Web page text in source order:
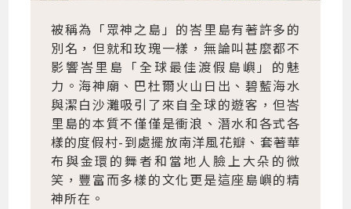
被稱為「眾神之島」的峇里島有著許多的
別名，但就和玫瑰一樣，無論叫甚麼都不
影響峇里島「全球最佳渡假島嶼」的魅
力。海神廟、巴杜爾火山日出、碧藍海水
與潔白沙灘吸引了來自全球的遊客，但峇
里島的本質不僅僅是衝浪、潛水和各式各
樣的度假村-到處擺放南洋風花瓣、套著華
布與金環的舞者和當地人臉上大朵的微
笑，豐富而多樣的文化更是這座島嶼的精
神所在。